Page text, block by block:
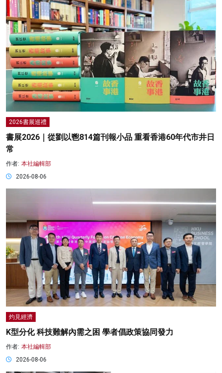
2026書展巡禮
書展2026｜從劉以鬯814篇刊報小品 重看香港60年代市井日
常
作者: 本社編輯部
2026-08-06
灼見經濟
K型分化 科技難解內需之困 學者倡政策協同發力
作者: 本社編輯部
2026-08-06